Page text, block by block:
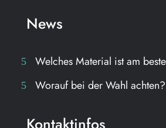
News
Welches Material ist am
Worauf bei der Wahl achten?
Kontaktinfos